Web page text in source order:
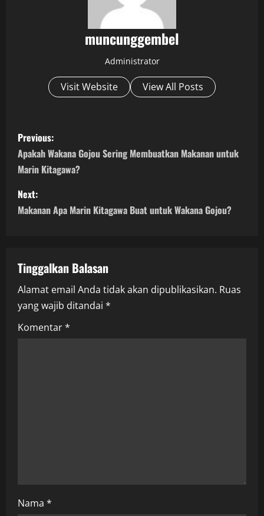
muncunggembel
Administrator
Visit Website View All Posts
P
o
s
t
a
v
i
g
Previous:
Apakah Wakana Gojou Sering Membuatkan Makanan untuk
Marin Kitagawa?
Next:
Makanan Apa Marin Kitagawa Buat untuk Wakana Gojou?
Tinggalkan Balasan
Alamat email Anda tidak akan dipublikasikan. Ruas
yang wajib ditandai *
Komentar*
Nama *